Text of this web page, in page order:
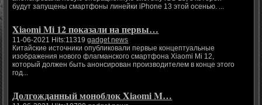
будут запущены смартфоны линейки iPhone 13 этой осенью. ...
Xiaomi Mi 12 показали на первы…
11-06-2021 Hits:11319gadget news
Китайские источники опубликовали первые концептуальные
изображения нового флагманского смартфона Xiaomi Mi 12,
который должен быть анонсирован производителем в конце этого
год...
Долгожданный моноблок Xiaomi M…